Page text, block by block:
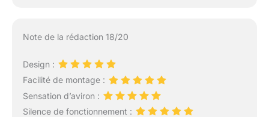
Note de la rédaction 18/20
Design :
Facilité de montage :
Sensation d’aviron :
Silence de fonctionnement :